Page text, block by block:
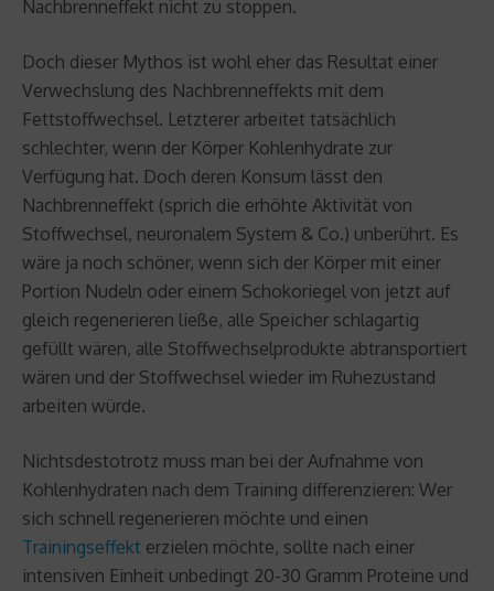
Nachbrenneffekt nicht zu stoppen.
Doch dieser Mythos ist wohl eher das Resultat einer
Verwechslung des Nachbrenneffekts mit dem
Fettstoffwechsel. Letzterer arbeitet tatsächlich
schlechter, wenn der Körper Kohlenhydrate zur
Verfügung hat. Doch deren Konsum lässt den
Nachbrenneffekt (sprich die erhöhte Aktivität von
Stoffwechsel, neuronalem System & Co.) unberührt. Es
wäre ja noch schöner, wenn sich der Körper mit einer
Portion Nudeln oder einem Schokoriegel von jetzt auf
gleich regenerieren ließe, alle Speicher schlagartig
gefüllt wären, alle Stoffwechselprodukte abtransportiert
wären und der Stoffwechsel wieder im Ruhezustand
arbeiten würde.
Nichtsdestotrotz muss man bei der Aufnahme von
Kohlenhydraten nach dem Training differenzieren: Wer
sich schnell regenerieren möchte und einen
Trainingseffekt erzielen möchte, sollte nach einer
intensiven Einheit unbedingt 20-30 Gramm Proteine und